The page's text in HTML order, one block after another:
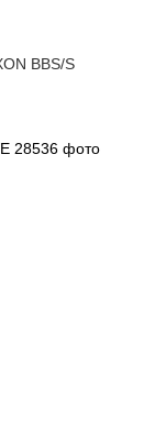
BBS/S